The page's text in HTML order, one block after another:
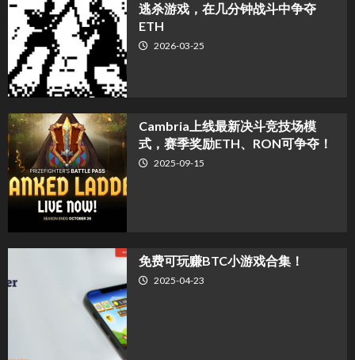
逃杀游戏，在几分钟战斗中争夺
ETH
2026-03-25
Cambria上线最新决斗竞技场模
式，赛季奖励ETH、RON可争夺！
2025-09-15
免费可玩赚BTC小游戏合集！
2025-04-23